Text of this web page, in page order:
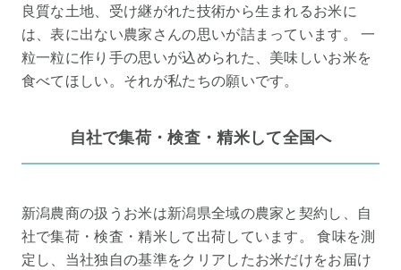
良質な土地、受け継がれた技術から生まれるお米に
は、表に出ない農家さんの思いが詰まっています。 一
粒一粒に作り手の思いが込められた、美味しいお米を
食べてほしい。それが私たちの願いです。
自社で集荷・検査・精米して全国へ
新潟農商の扱うお米は新潟県全域の農家と契約し、自
社で集荷・検査・精米して出荷しています。 食味を測
定し、当社独自の基準をクリアしたお米だけをお届け